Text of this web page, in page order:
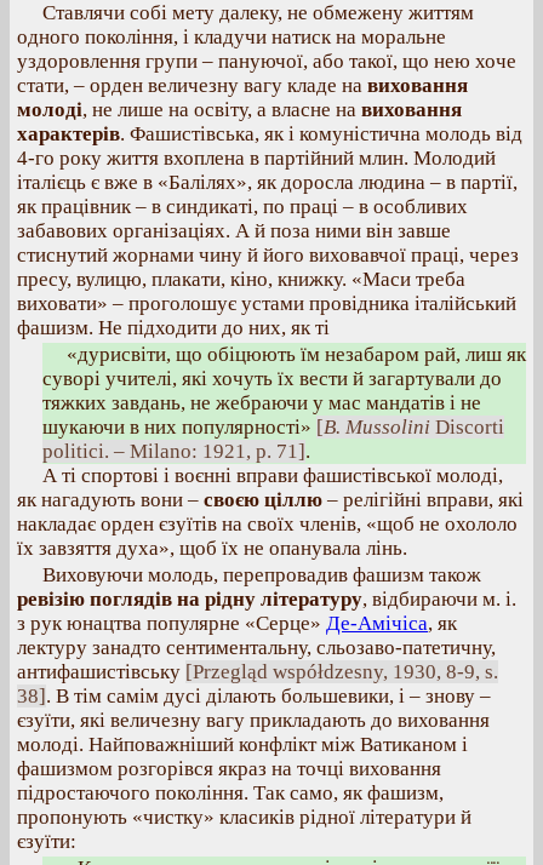
Ставлячи собі мету далеку, не обмежену життям
одного покоління, і кладучи натиск на моральне
уздоровлення групи – пануючої, або такої, що нею хоче
стати, – орден величезну вагу кладе на виховання
молоді, не лише на освіту, а власне на виховання
характерів. Фашистівська, як і комуністична молодь від
4-го року життя вхоплена в партійний млин. Молодий
італієць є вже в «Балілях», як доросла людина – в партії,
як працівник – в синдикаті, по праці – в особливих
забавових організаціях. А й поза ними він завше
стиснутий жорнами чину й його виховавчої праці, через
пресу, вулицю, плакати, кіно, книжку. «Маси треба
виховати» – проголошує устами провідника італійський
фашизм. Не підходити до них, як ті
«дурисвіти, що обіцюють їм незабаром рай, лиш як
суворі учителі, які хочуть їх вести й загартували до
тяжких завдань, не жебраючи у мас мандатів і не
шукаючи в них популярності» [B. Mussolini Discorti
politici. – Milano: 1921, p. 71].
А ті спортові і воєнні вправи фашистівської молоді,
як нагадують вони – своєю ціллю – релігійні вправи, які
накладає орден єзуїтів на своїх членів, «щоб не охололо
їх завзяття духа», щоб їх не опанувала лінь.
Виховуючи молодь, перепровадив фашизм також
ревізію поглядів на рідну літературу, відбираючи м. і.
з рук юнацтва популярне «Серце» Де-Амічіса, як
лектуру занадто сентиментальну, сльозаво-патетичну,
антифашистівську [Przegląd współdzesny, 1930, 8-9, s.
38]. В тім самім дусі ділають большевики, і – знову –
єзуїти, які величезну вагу прикладають до виховання
молоді. Найповажніший конфлікт між Ватиканом і
фашизмом розгорівся якраз на точці виховання
підростаючого покоління. Так само, як фашизм,
пропонують «чистку» класиків рідної літератури й
єзуїти: